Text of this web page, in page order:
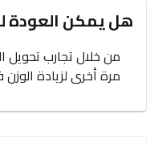
هل يمكن العودة
من خلال تجارب
مرة أخرى لزيادة